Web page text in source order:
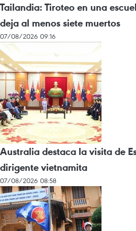
Tailandia: Tiroteo en una
deja al menos siete muertos
07/08/2026 09:16
Australia destaca la visita de
dirigente vietnamita
07/08/2026 08:58